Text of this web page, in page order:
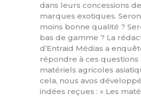
dans leurs concessions
marques exotiques.
moins bonne qualité ?
bas de gamme ? La
d’Entraid Médias a
répondre à ces
matériels agricoles
cela, nous avos
indées reçues : « Les